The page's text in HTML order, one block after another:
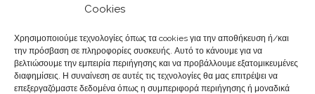
Cookies
Χρησιμοποιούμε τεχνολογίες όπως τα cookies για την αποθήκευση ή/και
την πρόσβαση σε πληροφορίες συσκευής. Αυτό το κάνουμε για να
βελτιώσουμε την εμπειρία περιήγησης και να προβάλλουμε εξατομικευμένες
διαφημίσεις. Η συναίνεση σε αυτές τις τεχνολογίες θα μας επιτρέψει να
επεξεργαζόμαστε δεδομένα όπως η συμπεριφορά περιήγησης ή μοναδικά